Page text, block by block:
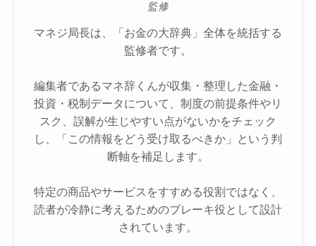
監修
マネジ局長は、「お金の大辞典」全体を統括する
監修者です。
編集者であるマネ辞くんが収集・整理した金融・
投資・税制データについて、制度の前提条件やリ
スク、誤解が生じやすい点がないかをチェック
し、「この情報をどう受け取るべきか」という判
断軸を補足します。
特定の商品やサービスをすすめる役割ではなく、
読者が冷静に考えるためのブレーキ役として設計
されています。